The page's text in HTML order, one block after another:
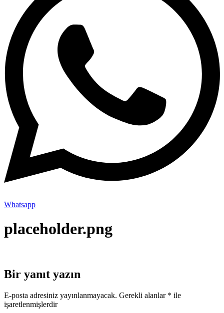
Whatsapp
placeholder.png
Bir yanıt yazın
E-posta adresiniz yayınlanmayacak. Gerekli alanlar * ile
işaretlenmişlerdir